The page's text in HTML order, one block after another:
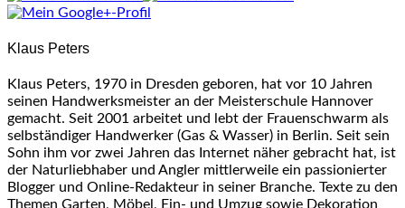
Klaus Peters
Klaus Peters, 1970 in Dresden geboren, hat vor 10 Jahren
seinen Handwerksmeister an der Meisterschule Hannover
gemacht. Seit 2001 arbeitet und lebt der Frauenschwarm als
selbständiger Handwerker (Gas & Wasser) in Berlin. Seit sein
Sohn ihm vor zwei Jahren das Internet näher gebracht hat, ist
der Naturliebhaber und Angler mittlerweile ein passionierter
Blogger und Online-Redakteur in seiner Branche. Texte zu den
Themen Garten, Möbel, Ein- und Umzug sowie Dekoration